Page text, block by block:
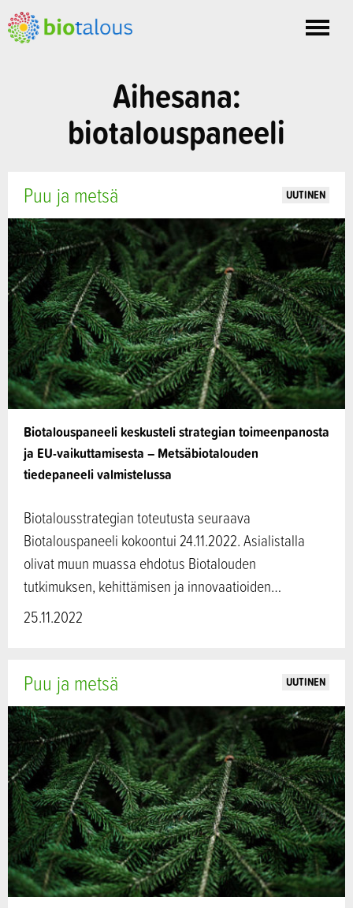
Toggle
Aihesana:
biotalouspaneeli
Biotalouspaneeli keskusteli strategian toimeenpanosta
ja EU-vaikuttamisesta – Metsäbiotalouden
tiedepaneeli valmistelussa
Puu ja metsä UUTINEN
Biotalousstrategian toteutusta seuraava
Biotalouspaneeli kokoontui 24.11.2022. Asialistalla
olivat muun muassa ehdotus Biotalouden
tutkimuksen, kehittämisen ja innovaatioiden…
25.11.2022
Puu ja metsä UUTINEN